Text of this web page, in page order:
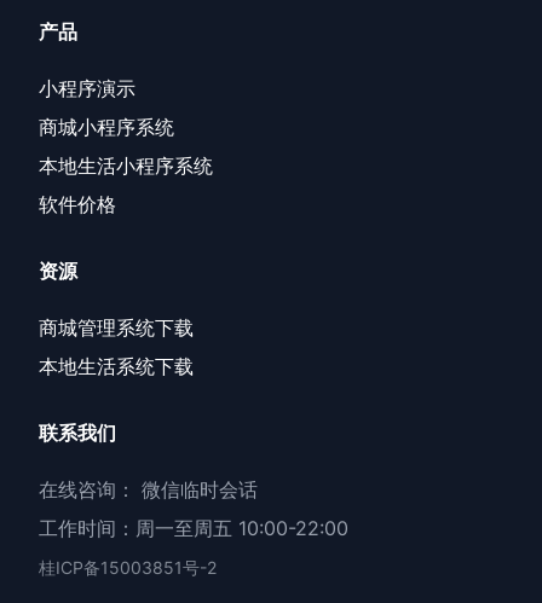
产品
小程序演示
商城小程序系统
本地生活小程序系统
软件价格
资源
商城管理系统下载
本地生活系统下载
联系我们
在线咨询： 微信临时会话
工作时间：周一至周五 10:00-22:00
桂ICP备15003851号-2